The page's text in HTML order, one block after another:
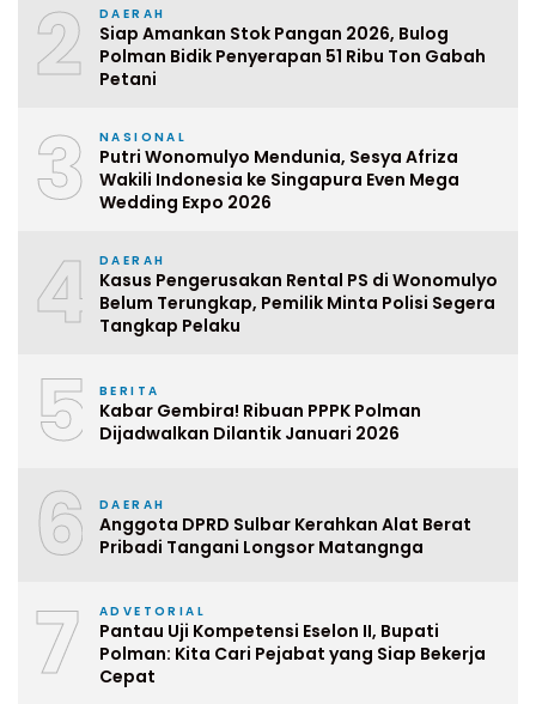
2 DAERAH
Siap Amankan Stok Pangan 2026, Bulog
Polman Bidik Penyerapan 51 Ribu Ton Gabah
Petani
3 NASIONAL
Putri Wonomulyo Mendunia, Sesya Afriza
Wakili Indonesia ke Singapura Even Mega
Wedding Expo 2026
4 DAERAH
Kasus Pengerusakan Rental PS di Wonomulyo
Belum Terungkap, Pemilik Minta Polisi Segera
Tangkap Pelaku
5 BERITA
Kabar Gembira! Ribuan PPPK Polman
Dijadwalkan Dilantik Januari 2026
6 DAERAH
Anggota DPRD Sulbar Kerahkan Alat Berat
Pribadi Tangani Longsor Matangnga
7 ADVETORIAL
Pantau Uji Kompetensi Eselon II, Bupati
Polman: Kita Cari Pejabat yang Siap Bekerja
Cepat